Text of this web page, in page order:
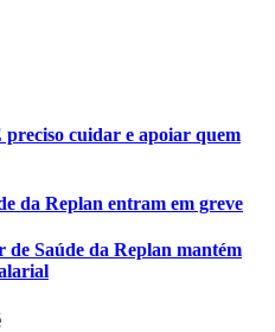
cuidar e apoiar quem
da Replan entram em greve
de Saúde da Replan mantém